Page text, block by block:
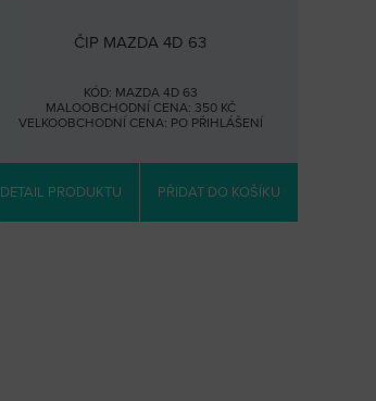
ČIP MAZDA 4D 63
KÓD: MAZDA 4D 63
MALOOBCHODNÍ CENA: 350 KČ
VELKOOBCHODNÍ CENA: PO PŘIHLÁŠENÍ
DETAIL PRODUKTU PŘIDAT DO KOŠÍKU